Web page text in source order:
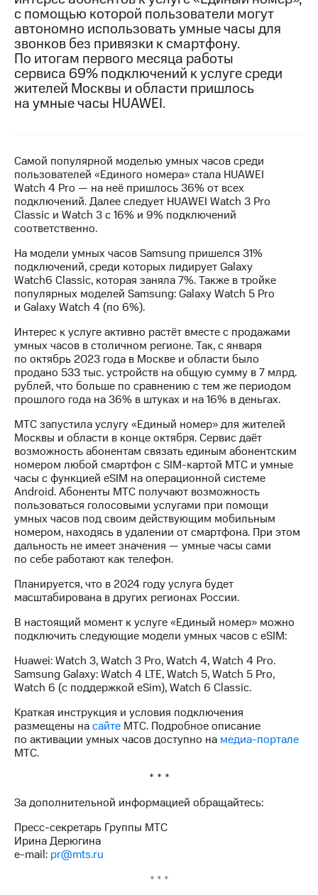
МТС
о технологиях
Достижения
Интервью
Контакты
Пригласить
спикера
и акционерам
управление
Корпоративный
секретарь
Раскрытие
Информация
акционерам
Документы
ПАО
"МТС"
Собрания
Личный
кабинет
акционера
Акционерный
капитал
Контроль
и
аудит
Рынок
акций
Программа
приобретения
Порядок
выкупа
акций
Дивиденды
Рынок
облигаций
Описание
Еврооблигации-2023
Уведомление
Другое
Регистратор
Реквизиты
Контакты
с помощью которой пользователи могут
автономно использовать умные часы для
звонков без привязки к смартфону.
По итогам первого месяца работы
сервиса 69% подключений к услуге среди
жителей Москвы и области пришлось
на умные часы HUAWEI.
Самой популярной моделью умных часов среди
пользователей «Единого номера» стала HUAWEI
Watch 4 Pro — на неё пришлось 36% от всех
подключений. Далее следует HUAWEI Watch 3 Pro
Classic и Watch 3 с 16% и 9% подключений
соответственно.
На модели умных часов Samsung пришелся 31%
подключений, среди которых лидирует Galaxy
Watch6 Classic, которая заняла 7%. Также в тройке
популярных моделей Samsung: Galaxy Watch 5 Pro
и Galaxy Watch 4 (по 6%).
Интерес к услуге активно растёт вместе с продажами
умных часов в столичном регионе. Так, с января
по октябрь 2023 года в Москве и области было
продано 533 тыс. устройств на общую сумму в 7 млрд.
рублей, что больше по сравнению с тем же периодом
прошлого года на 36% в штуках и на 16% в деньгах.
МТС запустила услугу «Единый номер» для жителей
Москвы и области в конце октября. Сервис даёт
возможность абонентам связать единым абонентским
номером любой смартфон с SIM-картой МТС и умные
часы с функцией eSIM на операционной системе
Android. Абоненты МТС получают возможность
пользоваться голосовыми услугами при помощи
умных часов под своим действующим мобильным
номером, находясь в удалении от смартфона. При этом
дальность не имеет значения — умные часы сами
по себе работают как телефон.
Планируется, что в 2024 году услуга будет
масштабирована в других регионах России.
В настоящий момент к услуге «Единый номер» можно
подключить следующие модели умных часов с eSIM:
Huawei: Watch 3, Watch 3 Pro, Watch 4, Watch 4 Pro.
Samsung Galaxy: Watch 4 LTE, Watch 5, Watch 5 Pro,
Watch 6 (с поддержкой eSim), Watch 6 Classic.
Краткая инструкция и условия подключения
размещены насайте МТС. Подробное описание
по активации умных часов доступно на медиа-портале
МТС.
* * *
За дополнительной информацией обращайтесь:
Пресс-секретарь Группы МТС
Ирина Дерюгина
e-mail: pr@mts.ru
* * *